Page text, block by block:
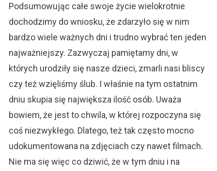
Podsumowując całe swoje życie wielokrotnie
dochodzimy do wniosku, że zdarzyło się w nim
bardzo wiele ważnych dni i trudno wybrać ten jeden
najważniejszy. Zazwyczaj pamiętamy dni, w
których urodziły się nasze dzieci, zmarli nasi bliscy
czy też wzięliśmy ślub. I właśnie na tym ostatnim
dniu skupia się największa ilość osób. Uważa
bowiem, że jest to chwila, w której rozpoczyna się
coś niezwykłego. Dlatego, też tak często mocno
udokumentowana na zdjęciach czy nawet filmach.
Nie ma się więc co dziwić, że w tym dniu i na